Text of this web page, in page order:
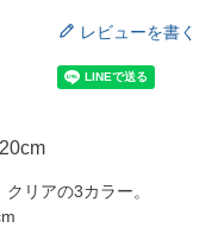
レビューを書く
リアの3カラー。